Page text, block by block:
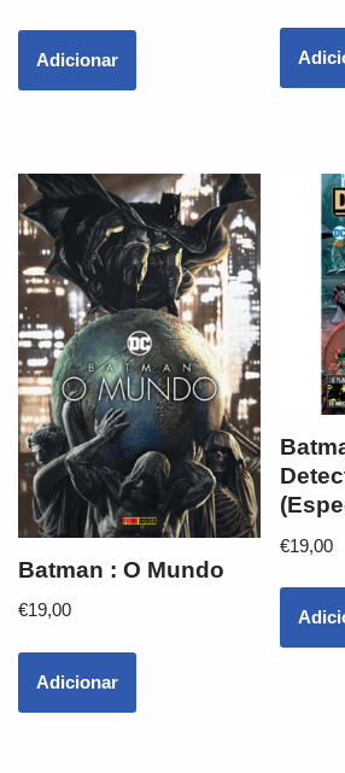
Adicionar
Batman : O Mundo
€19,00
Adicionar
€19,00